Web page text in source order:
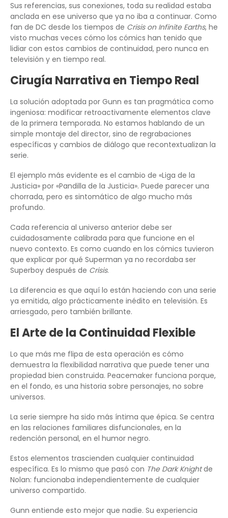
Sus referencias, sus conexiones, toda su realidad estaba
anclada en ese universo que ya no iba a continuar. Como
fan de DC desde los tiempos de Crisis on Infinite Earths, he
visto muchas veces cómo los cómics han tenido que
lidiar con estos cambios de continuidad, pero nunca en
televisión y en tiempo real.
Cirugía Narrativa en Tiempo Real
La solución adoptada por Gunn es tan pragmática como
ingeniosa: modificar retroactivamente elementos clave
de la primera temporada. No estamos hablando de un
simple montaje del director, sino de regrabaciones
específicas y cambios de diálogo que recontextualizan la
serie.
El ejemplo más evidente es el cambio de «Liga de la
Justicia» por «Pandilla de la Justicia». Puede parecer una
chorrada, pero es sintomático de algo mucho más
profundo.
Cada referencia al universo anterior debe ser
cuidadosamente calibrada para que funcione en el
nuevo contexto. Es como cuando en los cómics tuvieron
que explicar por qué Superman ya no recordaba ser
Superboy después de Crisis.
La diferencia es que aquí lo están haciendo con una serie
ya emitida, algo prácticamente inédito en televisión. Es
arriesgado, pero también brillante.
El Arte de la Continuidad Flexible
Lo que más me flipa de esta operación es cómo
demuestra la flexibilidad narrativa que puede tener una
propiedad bien construida. Peacemaker funciona porque,
en el fondo, es una historia sobre personajes, no sobre
universos.
La serie siempre ha sido más íntima que épica. Se centra
en las relaciones familiares disfuncionales, en la
redención personal, en el humor negro.
Estos elementos trascienden cualquier continuidad
específica. Es lo mismo que pasó con The Dark Knightde
Nolan: funcionaba independientemente de cualquier
universo compartido.
Gunn entiende esto mejor que nadie. Su experiencia